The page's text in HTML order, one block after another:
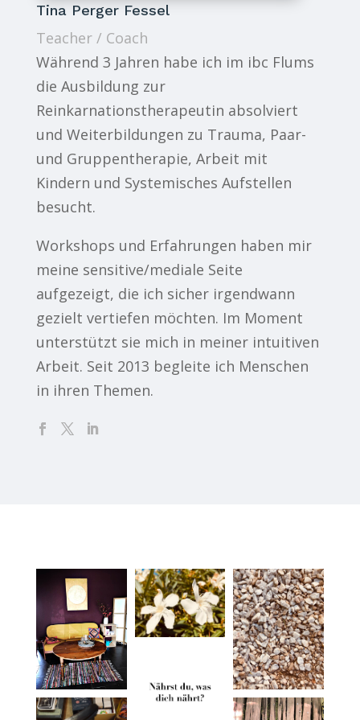
Tina Perger Fessel
Teacher / Coach
Während 3 Jahren habe ich im ibc Flums
die Ausbildung zur
Reinkarnationstherapeutin absolviert
und Weiterbildungen zu Trauma, Paar-
und Gruppentherapie, Arbeit mit
Kindern und Systemisches Aufstellen
besucht.
Workshops und Erfahrungen haben mir
meine sensitive/mediale Seite
aufgezeigt, die ich sicher irgendwann
gezielt vertiefen möchten. Im Moment
unterstützt sie mich in meiner intuitiven
Arbeit. Seit 2013 begleite ich Menschen
in ihren Themen.